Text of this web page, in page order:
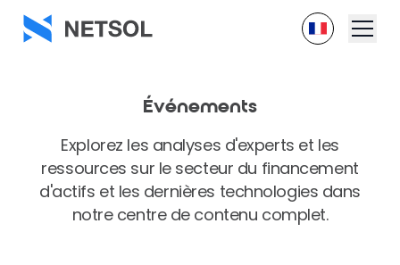
Événements
Explorez les analyses d'experts et les
ressources sur le secteur du financement
d'actifs et les dernières technologies dans
notre centre de contenu complet.